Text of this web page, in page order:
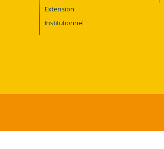
Extension
Institutionnel